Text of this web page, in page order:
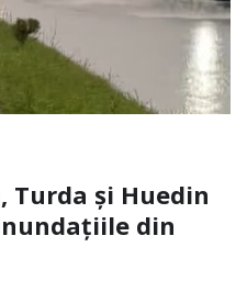
Turda și Huedin
din